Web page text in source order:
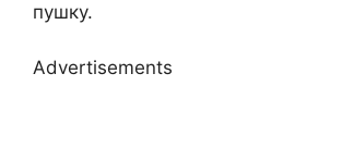
пушку.
Advertisements